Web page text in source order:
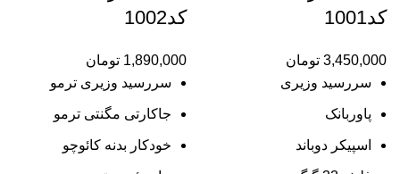
کد1001
3,450,000 تومان
سررسید وزیری
پاوربانک
اسپیکر دوباند
کد1002
1,890,000 تومان
سررسید وزیری ترمو
جاکارتی مگنتی ترمو
خودکار بدنه کائوچو